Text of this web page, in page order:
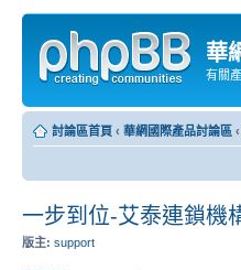
華
有關
討論區首頁 ‹ 華網國際產品討論區 ‹
一步到位-艾泰連鎖機
版主: support